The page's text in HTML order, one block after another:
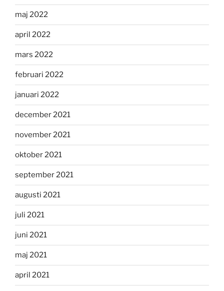
maj 2022
april 2022
mars 2022
februari 2022
januari 2022
december 2021
november 2021
oktober 2021
september 2021
augusti 2021
juli 2021
juni 2021
maj 2021
april 2021